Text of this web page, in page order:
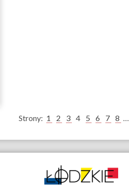
Strony: 1 2 3 4 5 6 7 8 …
Partnerzy